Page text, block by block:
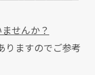
せんか？
りますのでご参考